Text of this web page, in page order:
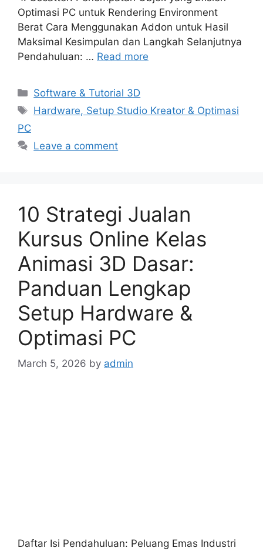
Optimasi PC untuk Rendering Environment
Berat Cara Menggunakan Addon untuk Hasil
Maksimal Kesimpulan dan Langkah Selanjutnya
Pendahuluan: … Read more
Categories
Software & Tutorial 3D
Tags
Hardware, Setup Studio Kreator & Optimasi
PC
Leave a comment
10 Strategi Jualan
Kursus Online Kelas
Animasi 3D Dasar:
Panduan Lengkap
Setup Hardware &
Optimasi PC
March 5, 2026 by admin
Daftar Isi Pendahuluan: Peluang Emas Industri